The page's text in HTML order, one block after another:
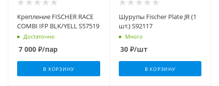
Крепление FISCHER RACE
COMBI IFP BLK/YELL S57519
Достаточно
7 000 ₽/пар
В КОРЗИНУ
Шурупы Fischer Plate JR (1
шт.) S92117
Много
30₽/шт
В КОРЗИНУ